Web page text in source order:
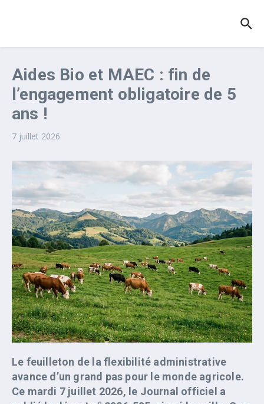
Aides Bio et MAEC : fin de
l’engagement obligatoire de 5
ans !
7 juillet 2026
Le feuilleton de la flexibilité administrative
avance d’un grand pas pour le monde agricole.
Ce mardi 7 juillet 2026, le Journal officiel a